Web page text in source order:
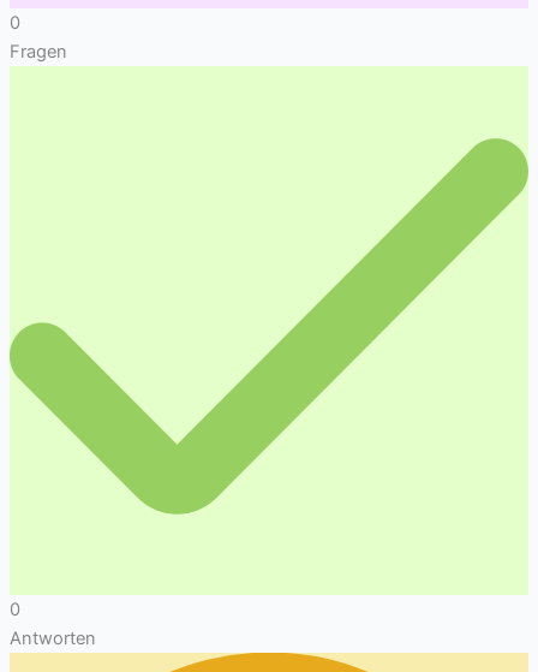
0
Fragen
0
Antworten